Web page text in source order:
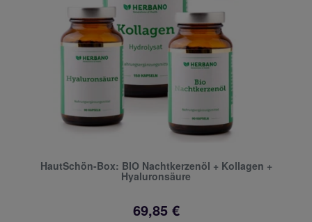
HautSchön-Box: BIO Nachtkerzenöl + Kollagen +
Hyaluronsäure
69,85 €